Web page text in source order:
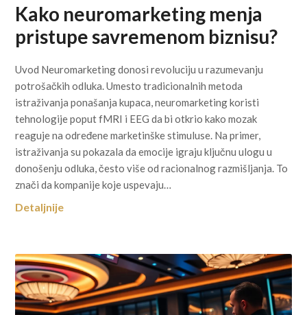
Kako neuromarketing menja
pristupe savremenom biznisu?
Uvod Neuromarketing donosi revoluciju u razumevanju
potrošačkih odluka. Umesto tradicionalnih metoda
istraživanja ponašanja kupaca, neuromarketing koristi
tehnologije poput fMRI i EEG da bi otkrio kako mozak
reaguje na određene marketinške stimuluse. Na primer,
istraživanja su pokazala da emocije igraju ključnu ulogu u
donošenju odluka, često više od racionalnog razmišljanja. To
znači da kompanije koje uspevaju…
Detaljnije